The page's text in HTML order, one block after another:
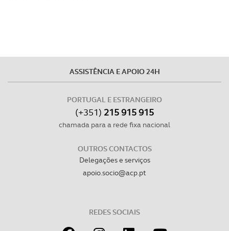
ASSISTÊNCIA E APOIO 24H
PORTUGAL E ESTRANGEIRO
(+351) 215 915 915
chamada para a rede fixa nacional
OUTROS CONTACTOS
Delegações e serviços
apoio.socio@acp.pt
REDES SOCIAIS